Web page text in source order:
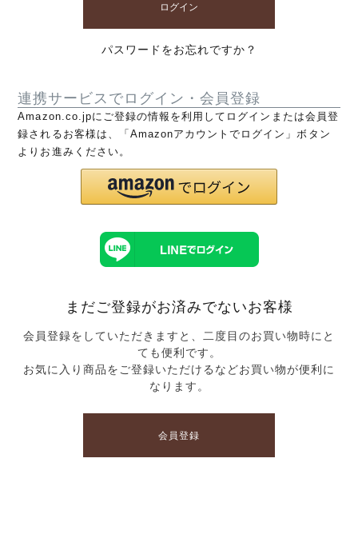
ログイン
パスワードをお忘れですか？
連携サービスでログイン・会員登録
Amazon.co.jpにご登録の情報を利用してログインまたは会員登
録されるお客様は、「Amazonアカウントでログイン」ボタン
よりお進みください。
まだご登録がお済みでないお客様
会員登録をしていただきますと、二度目のお買い物時にと
ても便利です。
お気に入り商品をご登録いただけるなどお買い物が便利に
なります。
会員登録